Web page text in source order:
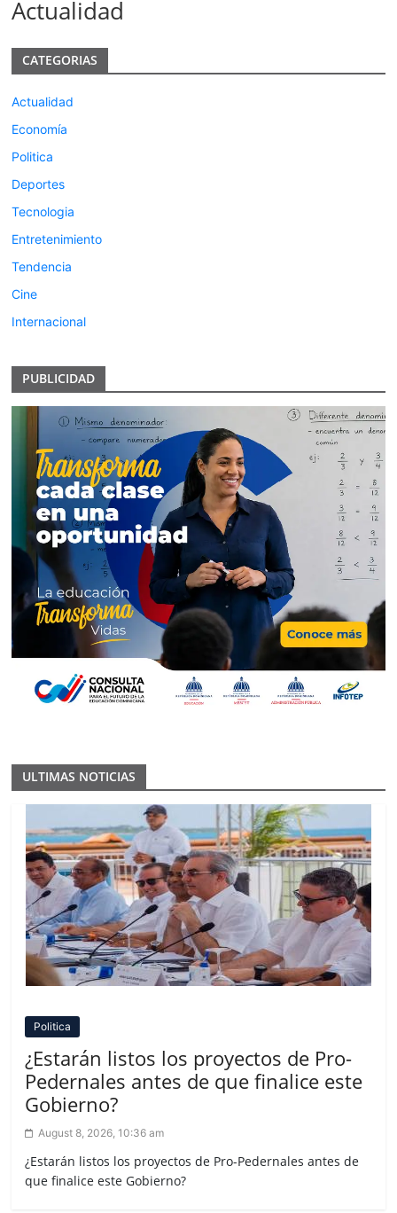
Actualidad
CATEGORIAS
Actualidad
Economía
Politica
Deportes
Tecnologia
Entretenimiento
Tendencia
Cine
Internacional
PUBLICIDAD
ULTIMAS NOTICIAS
Politica
¿Estarán listos los proyectos de Pro-
Pedernales antes de que finalice este
Gobierno?
August 8, 2026, 10:36 am
¿Estarán listos los proyectos de Pro-Pedernales antes de
que finalice este Gobierno?